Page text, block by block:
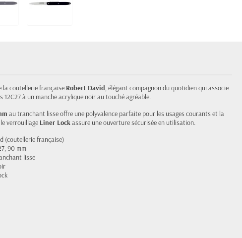
la coutellerie française Robert David, élégant compagnon du quotidien qui associe
12C27 à un manche acrylique noir au touché agréable.
au tranchant lisse offre une polyvalence parfaite pour les usages courants et la
verrouillage Liner Lockassure une ouverture sécurisée en utilisation.
(coutellerie française)
90 mm
lisse